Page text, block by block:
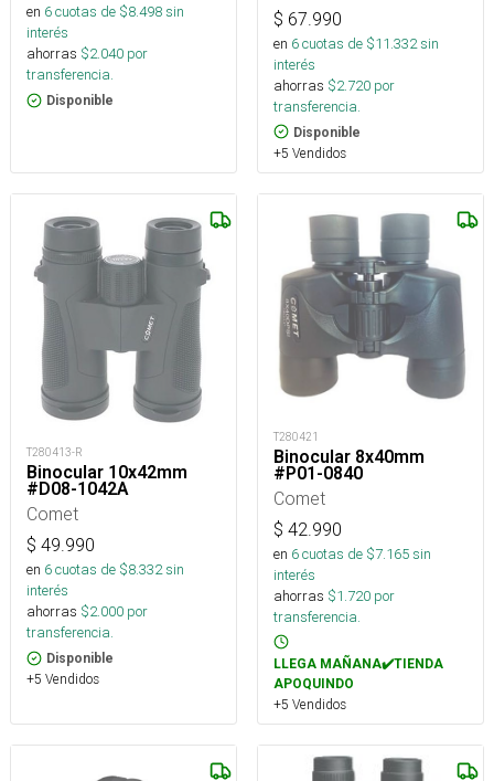
en 6cuotas de $8.498sin
interés
ahorras $2.040 por
transferencia.
Disponible
$ 67.990
en 6cuotas de $11.332sin
interés
ahorras $2.720 por
transferencia.
Disponible
+5 Vendidos
T280413-R
Binocular 10x42mm
#D08-1042A
Comet
$ 49.990
en 6cuotas de $8.332sin
interés
ahorras $2.000 por
transferencia.
Disponible
+5 Vendidos
T280421
Binocular 8x40mm
#P01-0840
Comet
$ 42.990
en 6cuotas de $7.165sin
interés
ahorras $1.720 por
transferencia.
LLEGA MAÑANA✔️TIENDA
APOQUINDO
+5 Vendidos